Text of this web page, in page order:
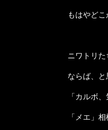
もはやどこ
ニワトリた
ならば、
「カルボ
「メエ」